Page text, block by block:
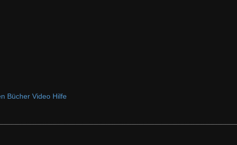
Bücher Video Hilfe